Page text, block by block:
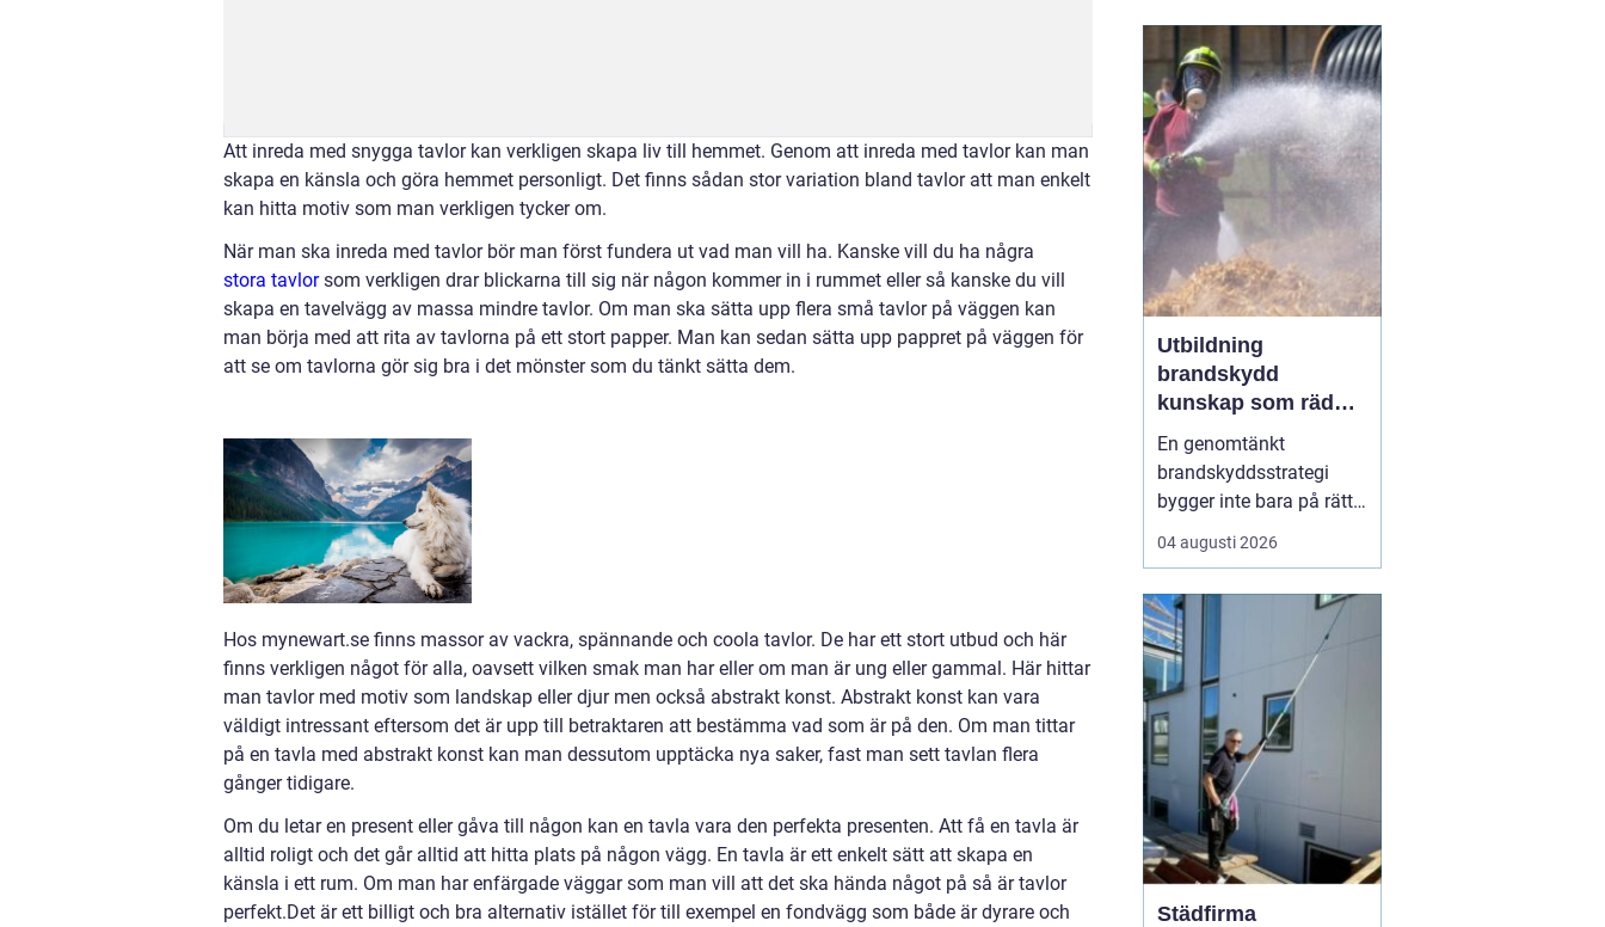
Att inreda med snygga tavlor kan verkligen skapa liv till hemmet. Genom att inreda med tavlor kan man
skapa en känsla och göra hemmet personligt. Det finns sådan stor variation bland tavlor att man enkelt
kan hitta motiv som man verkligen tycker om.
När man ska inreda med tavlor bör man först fundera ut vad man vill ha. Kanske vill du ha några
stora tavlorsom verkligen drar blickarna till sig när någon kommer in i rummet eller så kanske du vill
skapa en tavelvägg av massa mindre tavlor. Om man ska sätta upp flera små tavlor på väggen kan
man börja med att rita av tavlorna på ett stort papper. Man kan sedan sätta upp pappret på väggen för
att se om tavlorna gör sig bra i det mönster som du tänkt sätta dem.
Hos mynewart.se finns massor av vackra, spännande och coola tavlor. De har ett stort utbud och här
finns verkligen något för alla, oavsett vilken smak man har eller om man är ung eller gammal. Här hittar
man tavlor med motiv som landskap eller djur men också abstrakt konst. Abstrakt konst kan vara
väldigt intressant eftersom det är upp till betraktaren att bestämma vad som är på den. Om man tittar
på en tavla med abstrakt konst kan man dessutom upptäcka nya saker, fast man sett tavlan flera
gånger tidigare.
Om du letar en present eller gåva till någon kan en tavla vara den perfekta presenten. Att få en tavla är
alltid roligt och det går alltid att hitta plats på någon vägg. En tavla är ett enkelt sätt att skapa en
känsla i ett rum. Om man har enfärgade väggar som man vill att det ska hända något på så är tavlor
perfekt.Det är ett billigt och bra alternativ istället för till exempel en fondvägg som både är dyrare och
både lack, underrede och
teknik. Många bilägare
söker därför
Utbildning
brandskydd
kunskap som räddar
liv och skyddar
verksamheter
En genomtänkt
brandskyddsstrategi
bygger inte bara på rätt
produkter och
installationer. Den
människor som vet vad
de gör. När ansvariga i
bygg- och
fastighetsbranschen får
rätt kunskap om
brandskydd minskar
risken för fel som ...
04 augusti 2026
Städfirma